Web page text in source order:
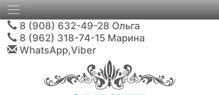
8 (908) 632-49-28 Ольга
8 (962) 318-74-15 Марина
WhatsApp,Viber